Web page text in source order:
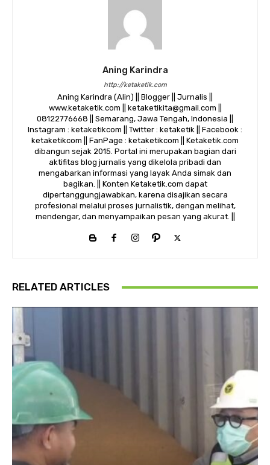
Aning Karindra
http://ketaketik.com
Aning Karindra (Alin) || Blogger || Jurnalis ||
www.ketaketik.com || ketaketikita@gmail.com ||
08122776668 || Semarang, Jawa Tengah, Indonesia ||
Instagram : ketaketikcom || Twitter : ketaketik || Facebook :
ketaketikcom || FanPage : ketaketikcom || Ketaketik.com
dibangun sejak 2015. Portal ini merupakan bagian dari
aktifitas blog jurnalis yang dikelola pribadi dan
mengabarkan informasi yang layak Anda simak dan
bagikan. || Konten Ketaketik.com dapat
dipertanggungjawabkan, karena disajikan secara
profesional melalui proses jurnalistik, dengan melihat,
mendengar, dan menyampaikan pesan yang akurat. ||
RELATED ARTICLES